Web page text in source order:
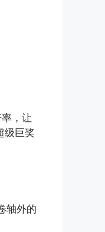
，让
级巨奖
轴外的